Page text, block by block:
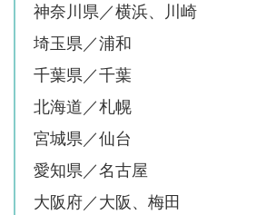
神奈川県／横浜、川崎
埼玉県／浦和
千葉県／千葉
北海道／札幌
宮城県／仙台
愛知県／名古屋
大阪府／大阪、梅田